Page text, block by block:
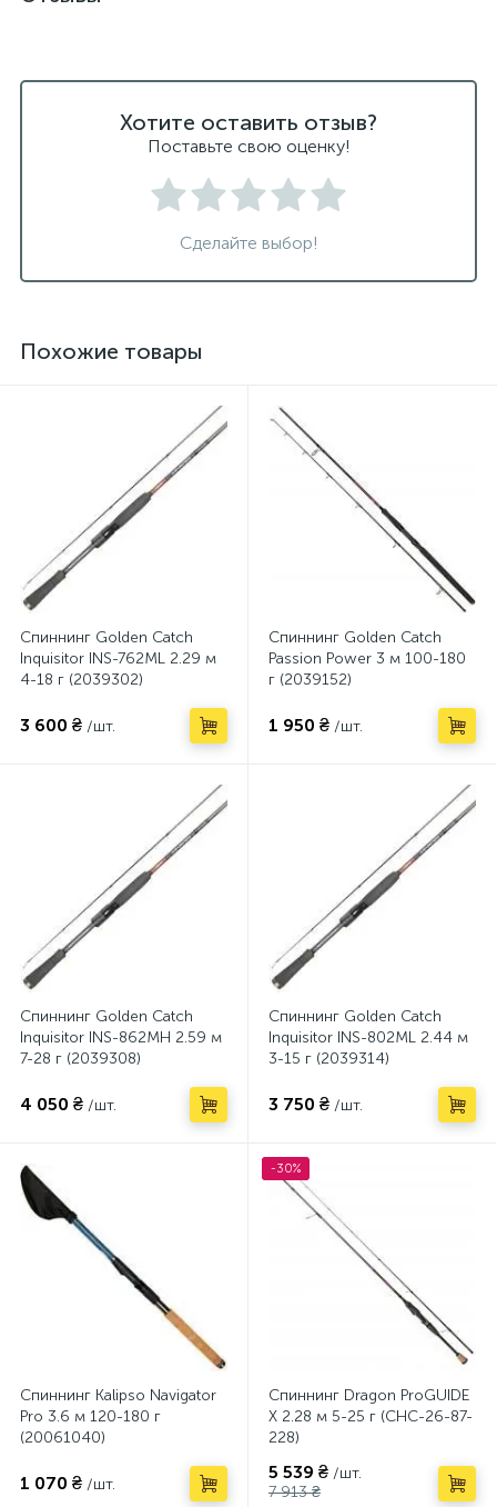
Хотите оставить отзыв?
Поставьте свою оценку!
Сделайте выбор!
Похожие товары
Спиннинг Golden Catch
Inquisitor INS-762ML 2.29 м
4-18 г (2039302)
3 600 ₴ /шт.
Спиннинг Golden Catch
Passion Power 3 м 100-180
г (2039152)
1 950 ₴ /шт.
Спиннинг Golden Catch
Inquisitor INS-862MH 2.59 м
7-28 г (2039308)
4 050 ₴ /шт.
Спиннинг Golden Catch
Inquisitor INS-802ML 2.44 м
3-15 г (2039314)
3 750 ₴ /шт.
Спиннинг Kalipso Navigator
Pro 3.6 м 120-180 г
(20061040)
1 070 ₴ /шт.
-30%
Спиннинг Dragon ProGUIDE
X 2.28 м 5-25 г (CHC-26-87-
228)
5 539 ₴ /шт.
7 913 ₴